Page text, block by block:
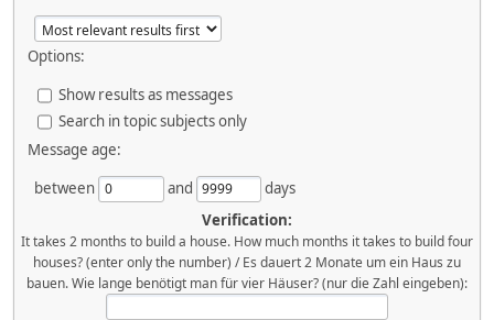
Options:
Show results as messages
Search in topic subjects only
Message age:
between
and
days
Verification:
It takes 2 months to build a house. How much months it takes to build four
houses? (enter only the number) / Es dauert 2 Monate um ein Haus zu
bauen. Wie lange benötigt man für vier Häuser? (nur die Zahl eingeben):